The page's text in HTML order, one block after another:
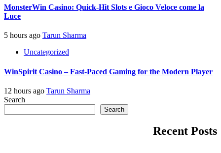
MonsterWin Casino: Quick‑Hit Slots e Gioco Veloce come la
Luce
5 hours ago Tarun Sharma
Uncategorized
WinSpirit Casino – Fast‑Paced Gaming for the Modern Player
12 hours ago Tarun Sharma
Search
Search
Recent Posts